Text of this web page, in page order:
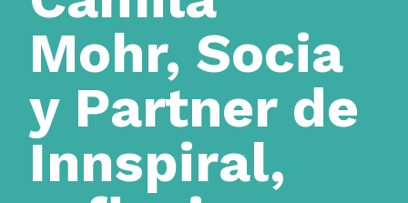
Mohr, Socia
y Partner de
Innspiral,